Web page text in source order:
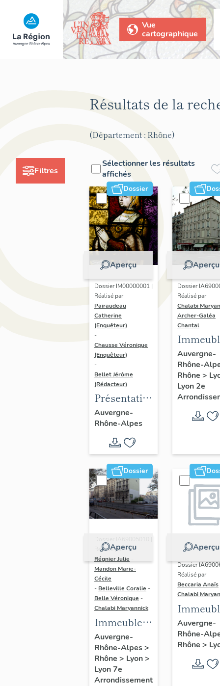
Vue
cartographique
Filtres
Résultats de la
(Département : Rhône)
Sélectionner les résultats
affichés
Dossier
Aperçu
Dossier IM00000001 |
Réalisé par
Pairaudeau
Catherine
(Enquêteur)
-
Chausse Véronique
(Enquêteur)
-
Bellet Jérôme
(Rédacteur)
Présentation
de
l'opération
d'inventaire
du vitrail
ancien de
Rhône-
Alpes
(corpus
vitrearum)
Auvergne-
Rhône-Alpes
Aperçu
Dossier
Réalisé par
Chalabi
Archer-Galéa
Chantal
Auvergne-
Rhône-
Rhône >
Lyon 2e
Dossier
Aperçu
Réalisé par
Régnier Julie
Mandon Marie-
Cécile
- Belleville Coralie -
Belle Véronique -
Chalabi Maryannick
Immeubles
du secteur
d'étude La
Guillotière
Auvergne-
Rhône-Alpes>
Rhône > Lyon>
Lyon 7e
Arrondissement
Aperçu
Dossier
Réalisé par
Beccaria Anaïs
Chalabi
des
Trente
rive
Auvergne-
Rhône-
Rhône >